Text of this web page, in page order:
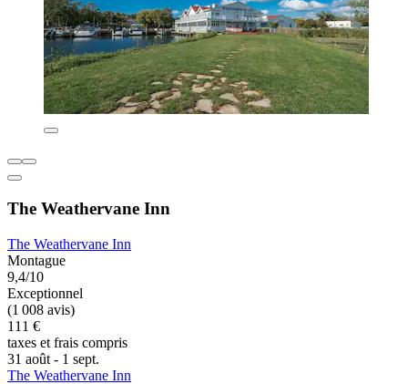
The Weathervane Inn
The Weathervane Inn
Montague
9,4/10
Exceptionnel
(1 008 avis)
111 €
taxes et frais compris
31 août - 1 sept.
The Weathervane Inn